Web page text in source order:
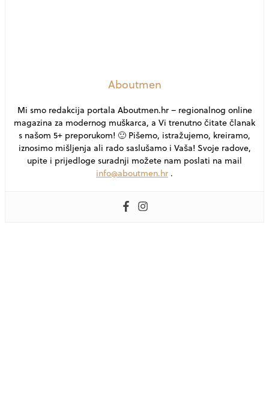
Aboutmen
Mi smo redakcija portala Aboutmen.hr – regionalnog online
magazina za modernog muškarca, a Vi trenutno čitate članak
s našom 5+ preporukom! 🙂 Pišemo, istražujemo, kreiramo,
iznosimo mišljenja ali rado saslušamo i Vaša! Svoje radove,
upite i prijedloge suradnji možete nam poslati na mail
info@aboutmen.hr .